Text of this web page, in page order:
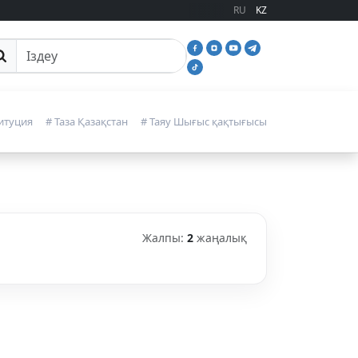
RU KZ
іздеу
# Таза Қазақстан # Таяу Шығыс қақтығысы
Жалпы: 2 жаңалық